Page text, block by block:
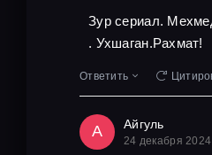
Зур сериал.
. Ухшаган.Рахмат!
Ответить
А Айгуль
24 декабря